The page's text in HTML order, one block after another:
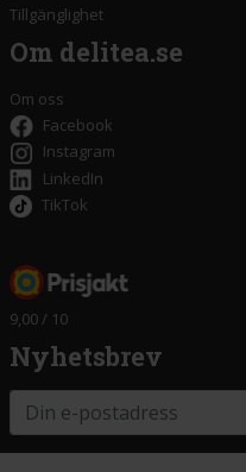
Tillgänglighet
Om delitea.se
Om oss
Facebook
Instagram
LinkedIn
TikTok
9,00 / 10
Nyhetsbrev